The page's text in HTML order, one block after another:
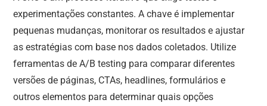
experimentações constantes. A chave é implementar
pequenas mudanças, monitorar os resultados e ajustar
as estratégias com base nos dados coletados. Utilize
ferramentas de A/B testing para comparar diferentes
versões de páginas, CTAs, headlines, formulários e
outros elementos para determinar quais opções